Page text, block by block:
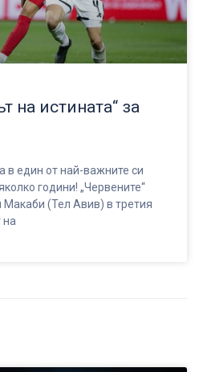
на истината“ за
в един от най-важните си
години! „Червените“
Макаби (Тел Авив) в третия
на